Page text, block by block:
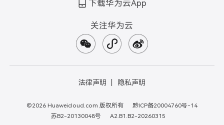
下载华为云App
关注华为云
©2026 Huaweicloud.com 版权所有
黔ICP备20004760号-14
苏B2-20130048号
A2.B1.B2-20260315
法律声明 隐私声明